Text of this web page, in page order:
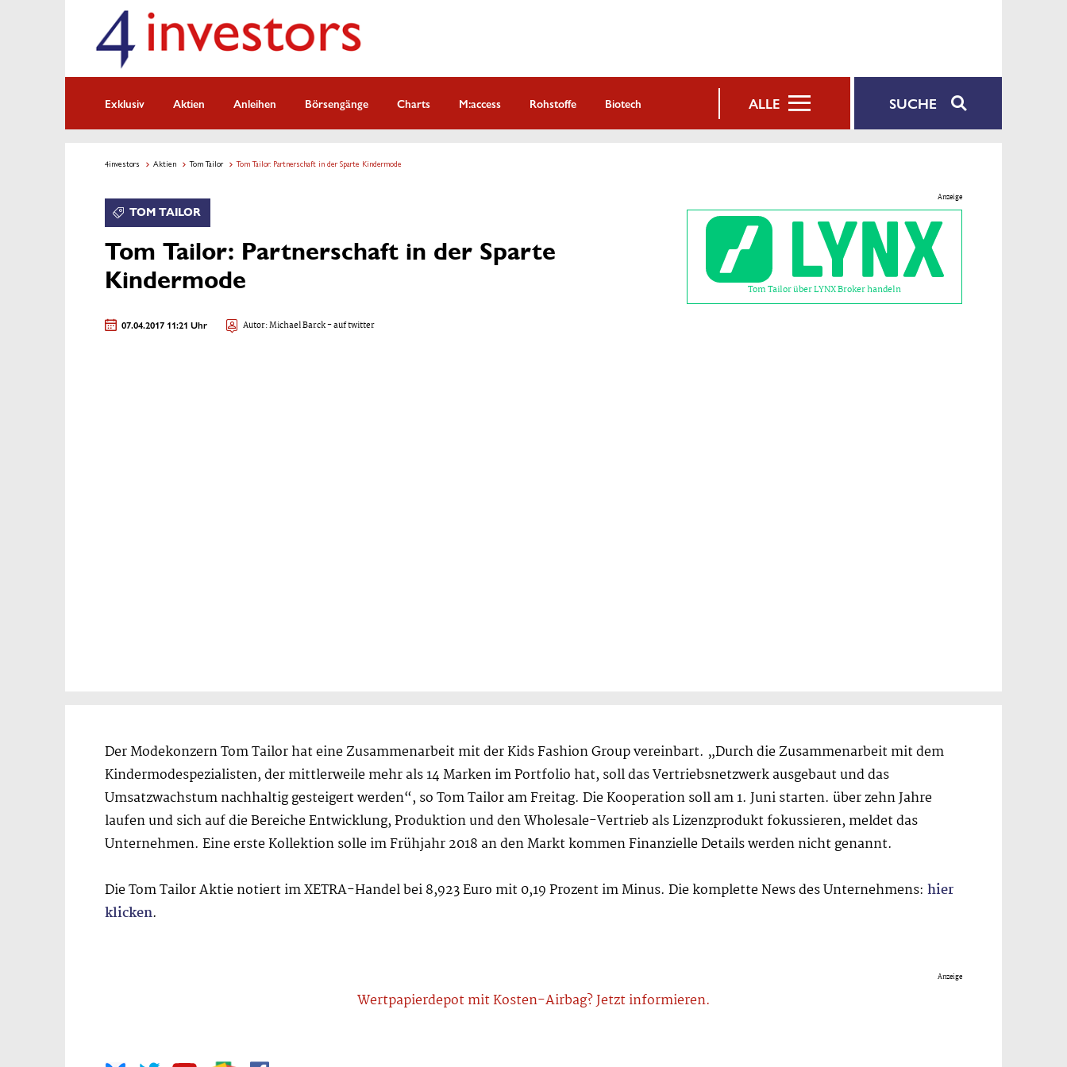
SUCHE
ALLE
Exklusiv Aktien Anleihen Börsengänge Charts M:access Rohstoffe Biotech
4investors Aktien Tom Tailor Tom Tailor: Partnerschaft in der Sparte Kindermode
TOM TAILOR
Tom Tailor: Partnerschaft in der Sparte
Kindermode
07.04.2017 11:21 Uhr Autor:Michael Barck- auf twitter
Anzeige
Tom Tailor über LYNX Broker handeln
Der Modekonzern Tom Tailor hat eine Zusammenarbeit mit der Kids Fashion Group vereinbart. „Durch die Zusammenarbeit mit dem
Kindermodespezialisten, der mittlerweile mehr als 14 Marken im Portfolio hat, soll das Vertriebsnetzwerk ausgebaut und das
Umsatzwachstum nachhaltig gesteigert werden“, so Tom Tailor am Freitag. Die Kooperation soll am 1. Juni starten. über zehn Jahre
laufen und sich auf die Bereiche Entwicklung, Produktion und den Wholesale-Vertrieb als Lizenzprodukt fokussieren, meldet das
Unternehmen. Eine erste Kollektion solle im Frühjahr 2018 an den Markt kommen Finanzielle Details werden nicht genannt.
Die Tom Tailor Aktie notiert im XETRA-Handel bei 8,923 Euro mit 0,19 Prozent im Minus. Die komplette News des Unternehmens: hier
klicken.
Anzeige
Wertpapierdepot mit Kosten-Airbag? Jetzt informieren.